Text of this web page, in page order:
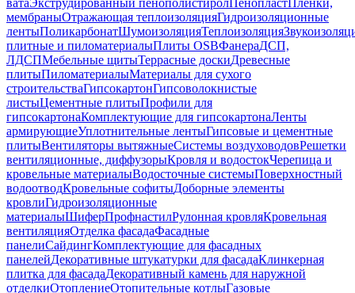
ватаЭкструдированный пенополистиролПенопластПленки,
мембраныОтражающая теплоизоляцияГидроизоляционные
лентыПоликарбонатШумоизоляцияТеплоизоляция
плитные и пиломатериалыПлиты OSBФанераДСП,
ЛДСПМебельные щитыТеррасные доскиДревесные
плитыПиломатериалыМатериалы для сухого
строительстваГипсокартонГипсоволокнистые
листыЦементные плитыПрофили для
гипсокартонаКомплектующие для гипсокартонаЛенты
армирующиеУплотнительные лентыГипсовые и цементные
плитыВентиляторы вытяжныеСистемы воздуховодовРешетки
вентиляционные, диффузорыКровля и водостокЧерепица и
кровельные материалыВодосточные системыПоверхностный
водоотводКровельные софитыДоборные элементы
кровлиГидроизоляционные
материалыШиферПрофнастилРулонная кровляКровельная
вентиляцияОтделка фасадаФасадные
панелиСайдингКомплектующие для фасадных
панелейДекоративные штукатурки для фасадаКлинкерная
плитка для фасадаДекоративный камень для наружной
отделкиОтоплениеОтопительные котлыГазовые